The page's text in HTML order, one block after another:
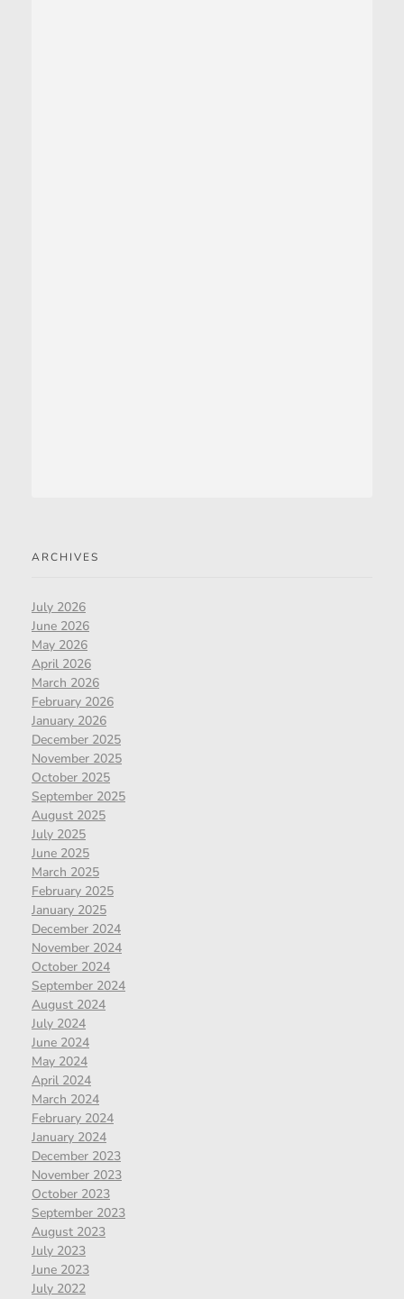
ARCHIVES
July 2026
June 2026
May 2026
April 2026
March 2026
February 2026
January 2026
December 2025
November 2025
October 2025
September 2025
August 2025
July 2025
June 2025
March 2025
February 2025
January 2025
December 2024
November 2024
October 2024
September 2024
August 2024
July 2024
June 2024
May 2024
April 2024
March 2024
February 2024
January 2024
December 2023
November 2023
October 2023
September 2023
August 2023
July 2023
June 2023
July 2022